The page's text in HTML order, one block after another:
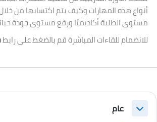
أنواع هذه المهارات وكيف يتم اكتسابها من
مستوى الطلبة أكاديميًا ورفع مستوى جودة
للانضمام للقاءات المباشرة قم بالضغط على رابط
الخطوط العريضة للقسم
طي عام